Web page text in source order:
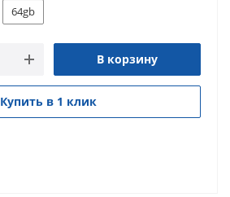
64gb
В корзину
Купить в 1 клик